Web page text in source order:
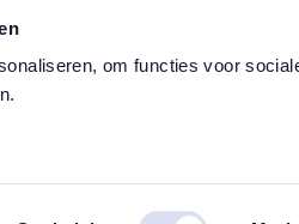
om functies voor